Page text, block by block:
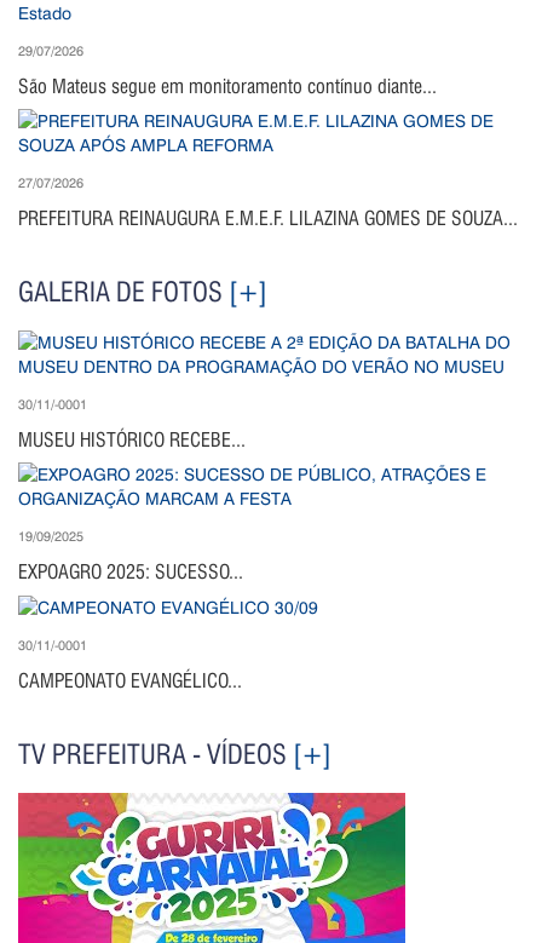
29/07/2026
São Mateus segue em monitoramento contínuo diante...
27/07/2026
PREFEITURA REINAUGURA E.M.E.F. LILAZINA GOMES DE SOUZA...
GALERIA DE FOTOS [+]
30/11/-0001
MUSEU HISTÓRICO RECEBE...
19/09/2025
EXPOAGRO 2025: SUCESSO...
30/11/-0001
CAMPEONATO EVANGÉLICO...
TV PREFEITURA - VÍDEOS [+]